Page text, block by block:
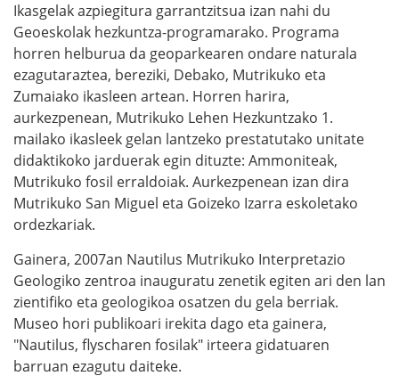
Ikasgelak azpiegitura garrantzitsua izan nahi du
Geoeskolak hezkuntza-programarako. Programa
horren helburua da geoparkearen ondare naturala
ezagutaraztea, bereziki, Debako, Mutrikuko eta
Zumaiako ikasleen artean. Horren harira,
aurkezpenean, Mutrikuko Lehen Hezkuntzako 1.
mailako ikasleek gelan lantzeko prestatutako unitate
didaktikoko jarduerak egin dituzte: Ammoniteak,
Mutrikuko fosil erraldoiak. Aurkezpenean izan dira
Mutrikuko San Miguel eta Goizeko Izarra eskoletako
ordezkariak.
Gainera, 2007an Nautilus Mutrikuko Interpretazio
Geologiko zentroa inauguratu zenetik egiten ari den lan
zientifiko eta geologikoa osatzen du gela berriak.
Museo hori publikoari irekita dago eta gainera,
"Nautilus, flyscharen fosilak" irteera gidatuaren
barruan ezagutu daiteke.